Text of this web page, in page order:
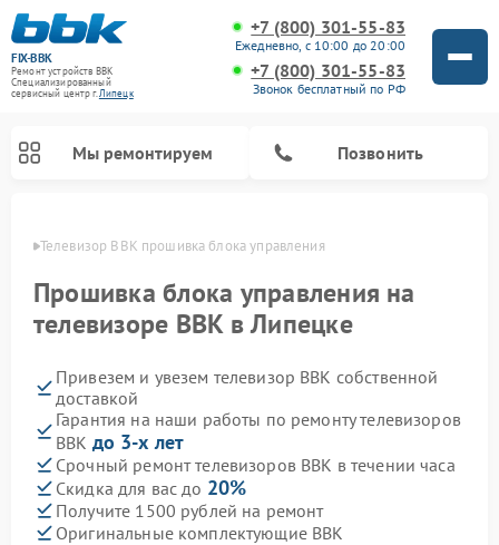
FIX-BBK
Ремонт устройств BBK
Специализированный
cервисный центр г.Липецк
+7 (800) 301-55-83
Ежедневно, с 10:00 до 20:00
+7 (800) 301-55-83
Звонок бесплатный по РФ
Мы ремонтируем Позвонить
Телевизор BBK прошивка блока управления
Прошивка блока управления на
телевизоре BBK в Липецке
Привезем и увезем телевизор BBK собственной
доставкой
Гарантия на наши работы по ремонту телевизоров
BBK до 3-х лет
Срочный ремонт телевизоров BBK в течении часа
Скидка для вас до 20%
Получите 1500 рублей на ремонт
Оригинальные комплектующие BBK